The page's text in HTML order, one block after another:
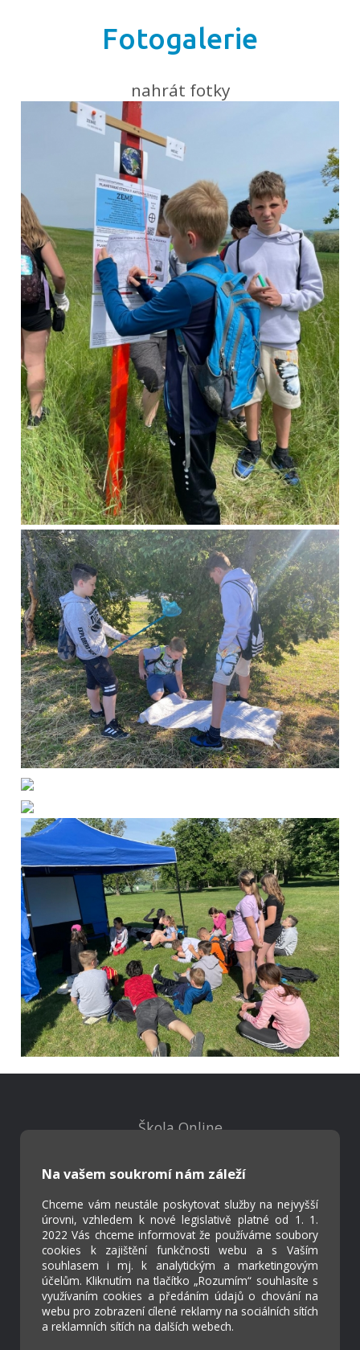
Fotogalerie
nahrát fotky
Na vašem soukromí nám záleží
Chceme vám neustále poskytovat služby na nejvyšší
úrovni, vzhledem k nové legislativě platné od 1. 1.
2022 Vás chceme informovat že používáme soubory
cookies k zajištění funkčnosti webu a s Vaším
souhlasem i mj. k analytickým a marketingovým
účelům. Kliknutím na tlačítko „Rozumím“ souhlasíte s
využívaním cookies a předáním údajů o chování na
webu pro zobrazení cílené reklamy na sociálních sítích
a reklamních sítích na dalších webech.
Škola Online
Kontakty
Projekty
Virtuální prohlídka
Cookies
Přístupnost
Přihlášení